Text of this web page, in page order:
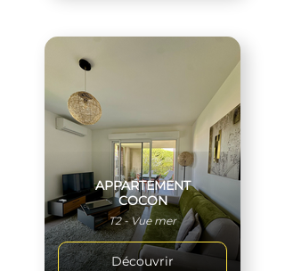
APPARTEMENT
COCON
T2 - Vue mer
Découvrir